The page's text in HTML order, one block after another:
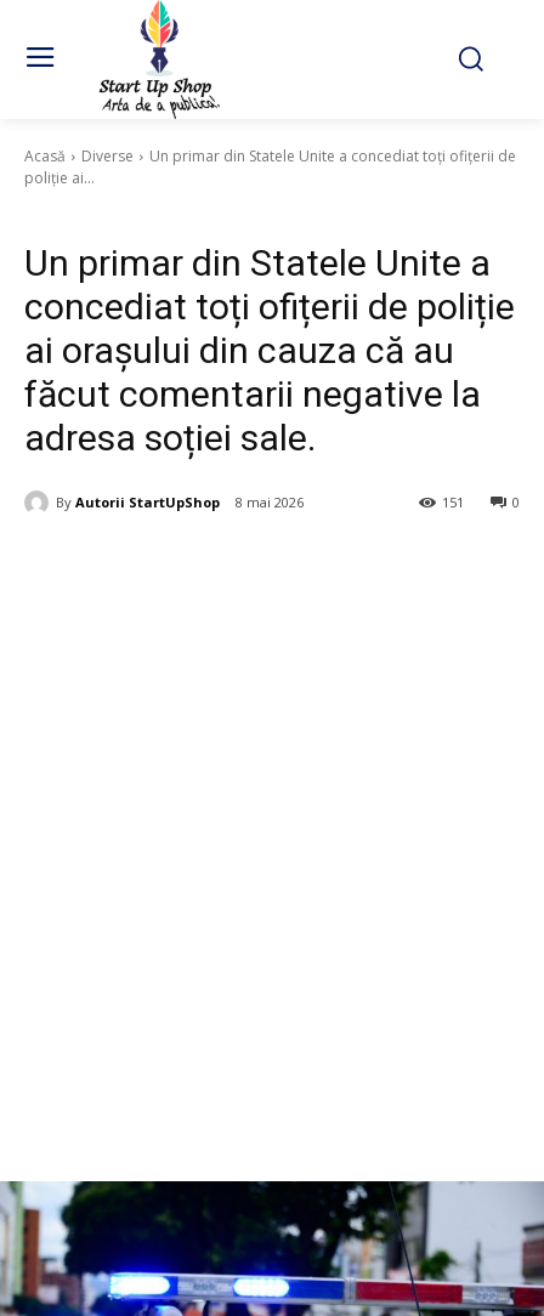
Acasă Diverse
Un primar din Statele Unite a concediat toți ofițerii de
poliție ai...
Un primar din Statele Unite a
concediat toți ofițerii de poliție
ai orașului din cauza că au
făcut comentarii negative la
adresa soției sale.
By Autorii StartUpShop 8 mai 2026 0
151